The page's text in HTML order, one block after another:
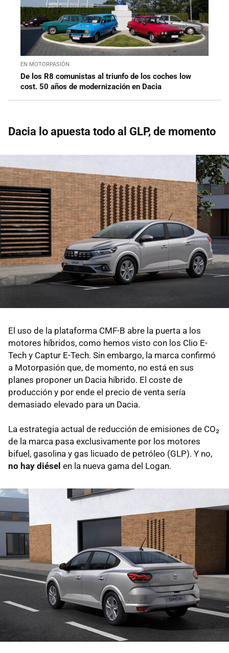
EN MOTORPASIÓN
De los R8 comunistas al triunfo de los coches low
cost. 50 años de modernización en Dacia
Dacia lo apuesta todo al GLP, de momento
El uso de la plataforma CMF-B abre la puerta a los
motores híbridos, como hemos visto con los Clio E-
Tech y Captur E-Tech. Sin embargo, la marca confirmó
a Motorpasión que, de momento, no está en sus
planes proponer un Dacia híbrido. El coste de
producción y por ende el precio de venta sería
demasiado elevado para un Dacia.
La estrategia actual de reducción de emisiones de CO₂
de la marca pasa exclusivamente por los motores
bifuel, gasolina y gas licuado de petróleo (GLP). Y no,
no hay diésel en la nueva gama del Logan.